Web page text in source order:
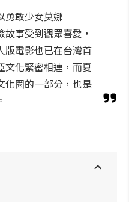
勇敢少女莫娜
故事受到觀眾喜愛，
版電影也已在台灣首
文化緊密相連，而夏
化圈的一部分，也是